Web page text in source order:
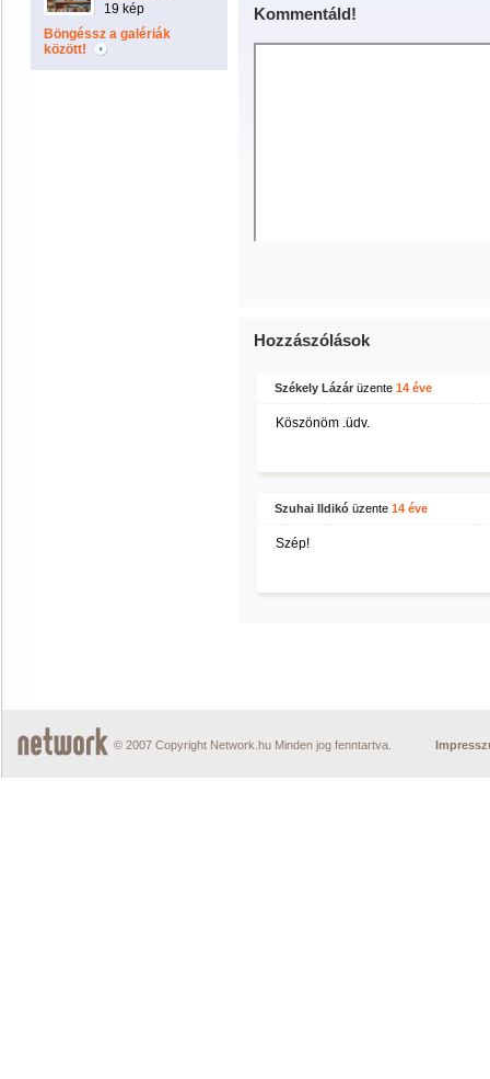
19 kép
Böngéssz a galériák
között!
Kommentáld!
Hozzászólások
Székely Lázár üzente 14 éve
Köszönöm .üdv.
Szuhai Ildikó üzente 14 éve
Szép!
© 2007 Copyright Network.hu Minden jog fenntartva.